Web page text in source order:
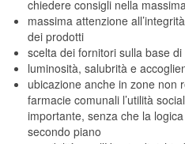
chiedere consigli nella
massima attenzione
dei prodotti
scelta dei fornitori sulla base
luminosità, salubrità e
ubicazione anche in zone non
farmacie comunali l’utilità
importante, senza che la
secondo piano